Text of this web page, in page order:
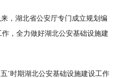
，湖北省公安厅专门成立规划编
，全力做好湖北公安基础设施建
’时期湖北公安基础设施建设工作